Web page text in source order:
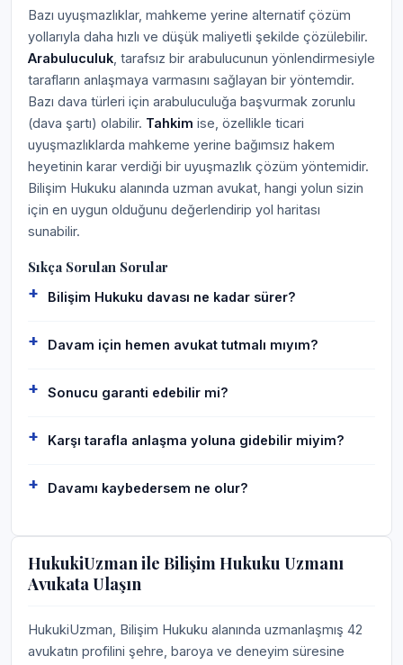
Bazı uyuşmazlıklar, mahkeme yerine alternatif çözüm
yollarıyla daha hızlı ve düşük maliyetli şekilde çözülebilir.
Arabuluculuk , tarafsız bir arabulucunun yönlendirmesiyle
tarafların anlaşmaya varmasını sağlayan bir yöntemdir.
Bazı dava türleri için arabuluculuğa başvurmak zorunlu
(dava şartı) olabilir. Tahkim ise, özellikle ticari
uyuşmazlıklarda mahkeme yerine bağımsız hakem
heyetinin karar verdiği bir uyuşmazlık çözüm yöntemidir.
Bilişim Hukuku alanında uzman avukat, hangi yolun sizin
için en uygun olduğunu değerlendirip yol haritası
sunabilir.
Sıkça Sorulan Sorular
Bilişim Hukuku davası ne kadar sürer?
Davam için hemen avukat tutmalı mıyım?
Sonucu garanti edebilir mi?
Karşı tarafla anlaşma yoluna gidebilir miyim?
Davamı kaybedersem ne olur?
HukukiUzman ile Bilişim Hukuku Uzmanı
Avukata Ulaşın
HukukiUzman, Bilişim Hukuku alanında uzmanlaşmış 42
avukatın profilini şehre, baroya ve deneyim süresine